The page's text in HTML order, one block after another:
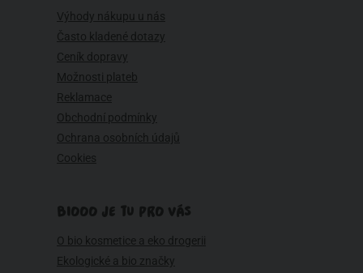
Výhody nákupu u nás
Často kladené dotazy
Ceník dopravy
Možnosti plateb
Reklamace
Obchodní podmínky
Ochrana osobních údajů
Cookies
BIOOO JE TU PRO VÁS
O bio kosmetice a eko drogerii
Ekologické a bio značky